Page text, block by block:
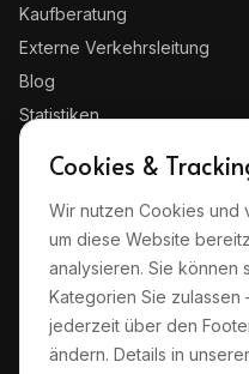
Kaufberatung
Externe Verkehrsleitung
Blog
Statistiken
RECHTLICHES
Impressum
Datenschutz
AGB
Haftungsausschluss
Cookies &
Wir nutzen Cookies und
um diese Website
analysieren. Sie können
Kategorien Sie
jederzeit über den
ändern. Details in unserer